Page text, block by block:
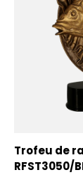
Trofeu de
RFST3050/